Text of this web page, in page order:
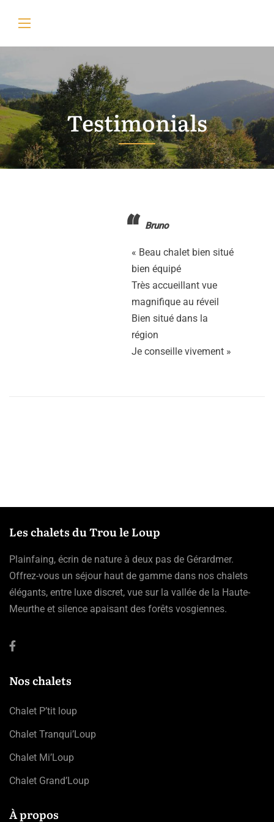
Testimonials
Bruno
« Beau chalet bien situé
bien équipé
Très accueillant vue
magnifique au réveil
Bien situé dans la
région
Je conseille vivement »
Les chalets du Trou le Loup
Plainfaing, écrin de nature à deux pas de Gérardmer.
Offrez-vous un séjour haut de gamme dans nos chalets
élégants, entre luxe discret, vue sur la vallée de la Haute-
Meurthe et silence apaisant des forêts vosgiennes.
Nos chalets
Chalet P’tit loup
Chalet Tranqui’Loup
Chalet Mi’Loup
Chalet Grand’Loup
À propos